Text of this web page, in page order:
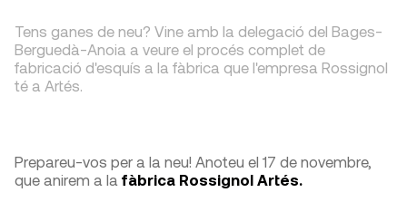
Tens ganes de neu? Vine amb la delegació del Bages-
Berguedà-Anoia a veure el procés complet de
fabricació d'esquís a la fàbrica que l'empresa Rossignol
té a Artés.
Prepareu-vos per a la neu! Anoteu el 17 de novembre,
que anirem a la fàbrica Rossignol Artés.